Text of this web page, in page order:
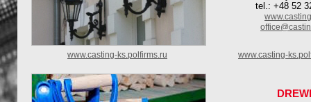
tel.: +48 52
www.casting-ks.polfirms.ru www.casting-